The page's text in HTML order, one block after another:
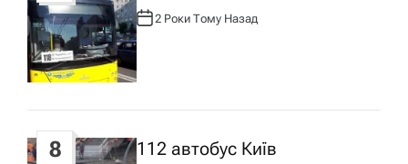
А
В
Т
Р
:
2 Роки Тому Назад
8 112 автобус Київ